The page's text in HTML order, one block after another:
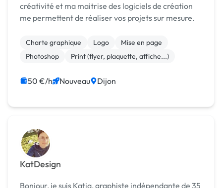
créativité et ma maitrise des logiciels de création
me permettent de réaliser vos projets sur mesure.
Charte graphique Logo
Mise en page
Photoshop
Print (flyer, plaquette, affiche...)
50 €/h Nouveau Dijon
KatDesign
Bonjour, je suis Katia, graphiste indépendante de 35